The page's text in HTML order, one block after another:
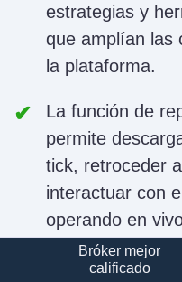
estrategias y
que amplían las
la plataforma.
La función de
permite
tick, retroceder
interactuar con
operando en
estrategias y
Bróker mejor
calificado